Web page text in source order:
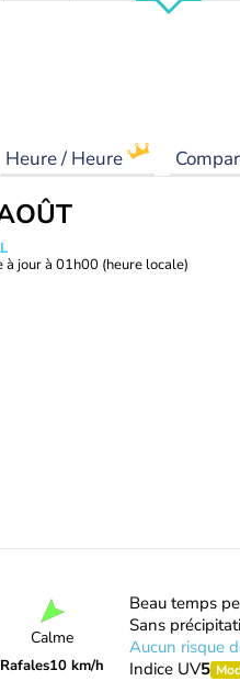
Heure / Heure
à jour à 01h00 (heure locale)
Calme
Rafales10 km/h
Beau temps
Sans
Aucun risque
Indice UV5